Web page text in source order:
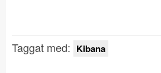
Taggat med: Kibana